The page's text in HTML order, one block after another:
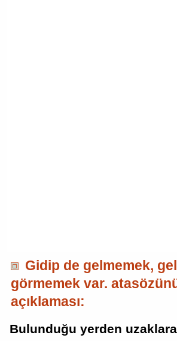
Gidip de gelmemek,
görmemek var.
açıklaması:
Bulunduğu yerden